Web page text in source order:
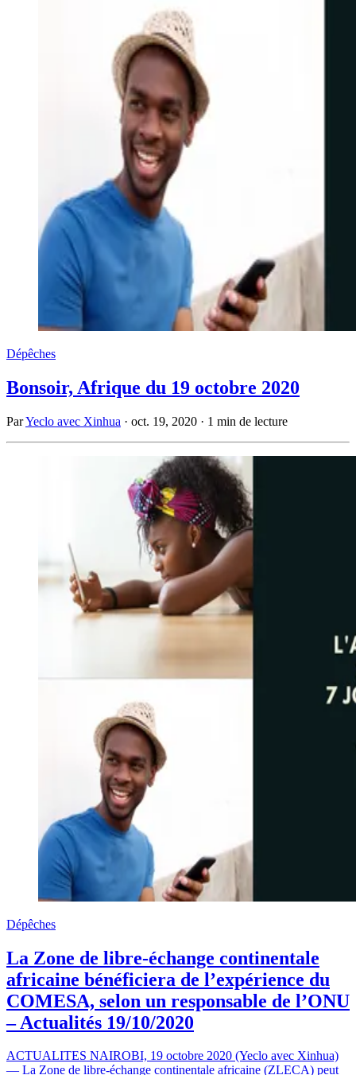
Dépêches
Bonsoir, Afrique du 19 octobre 2020
ParYeclo avec Xinhua · oct. 19, 2020 · 1 min de lecture
Dépêches
La Zone de libre-échange continentale
africaine bénéficiera de l’expérience du
COMESA, selon un responsable de l’ONU
– Actualités 19/10/2020
ACTUALITES NAIROBI, 19 octobre 2020 (Yeclo avec Xinhua)
— La Zone de libre-échange continentale africaine (ZLECA) peut